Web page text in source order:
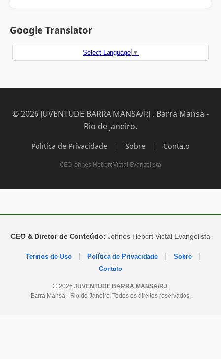
Google Translator
Select Language ▼
© 2026 JUVENTUDE BARRA MANSA/RJ . Barra Mansa -
Rio de Janeiro.
Política de Privacidade | Sobre | Contato
CEO Johnes Hebert Victal Evangelista
CEO & Diretor de Conteúdo: Johnes Hebert Victal Evangelista
Termos de Uso Política de Privacidade Sobre
Contato
© 2026 JUVENTUDE BARRA MANSA/RJ.
Barra Mansa - Rio de Janeiro. Todos os direitos reservados.